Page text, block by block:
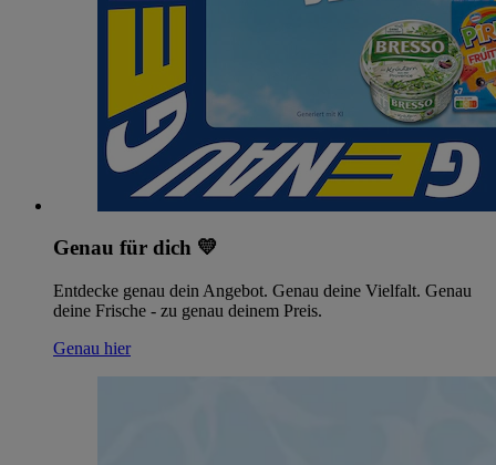
Genau für dich 💛
Entdecke genau dein Angebot. Genau deine Vielfalt. Genau
deine Frische - zu genau deinem Preis.
Genau hier